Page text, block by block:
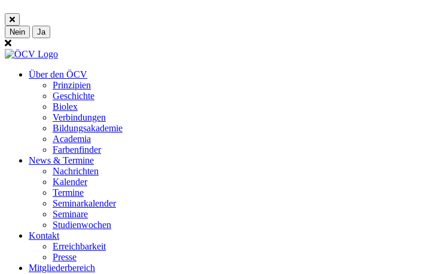
Nein Ja
Über den ÖCV
Prinzipien
Geschichte
Biolex
Verbindungen
Bildungsakademie
Academia
Farbenfinder
News & Termine
Nachrichten
Kalender
Termine
Seminarkalender
Seminare
Studienwochen
Kontakt
Erreichbarkeit
Presse
Mitgliederbereich